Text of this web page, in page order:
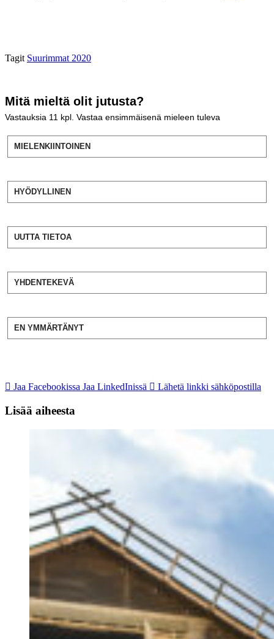
Tagit Suurimmat 2020
Mitä mieltä olit jutusta?
Vastauksia 11 kpl. Vastaa ensimmäisenä mieleen tuleva
MIELENKIINTOINEN
HYÖDYLLINEN
UUTTA TIETOA
YHDENTEKEVÄ
EN YMMÄRTÄNYT
Jaa Facebookissa Jaa LinkedInissä Lähetä linkki sähköpostilla
Lisää aiheesta